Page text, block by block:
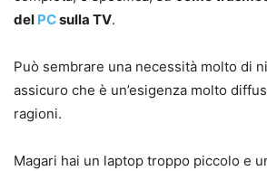
del PCsulla TV.
Può sembrare una necessità molto di
assicuro che è un’esigenza molto
ragioni.
Magari hai un laptop troppo piccolo e